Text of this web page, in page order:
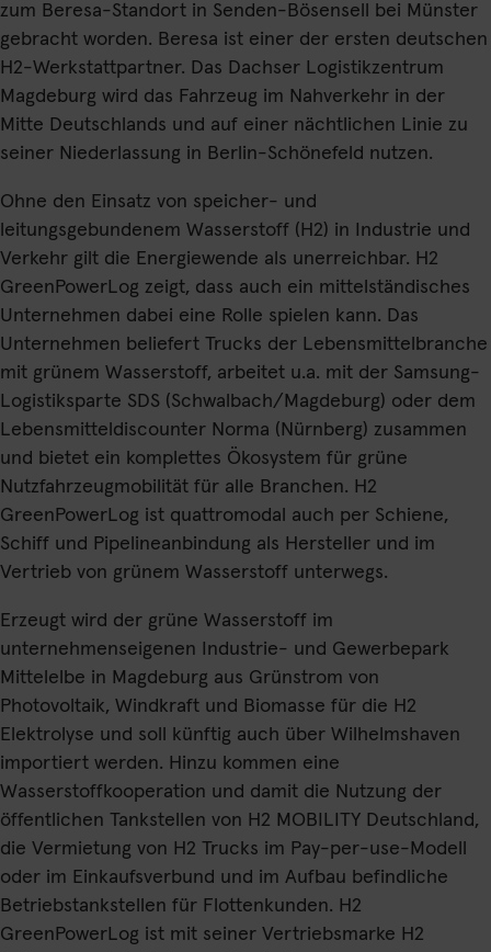
zum Beresa-Standort in Senden-Bösensell bei Münster
gebracht worden. Beresa ist einer der ersten deutschen
H2-Werkstattpartner. Das Dachser Logistikzentrum
Magdeburg wird das Fahrzeug im Nahverkehr in der
Mitte Deutschlands und auf einer nächtlichen Linie zu
seiner Niederlassung in Berlin-Schönefeld nutzen.
Ohne den Einsatz von speicher- und
leitungsgebundenem Wasserstoff (H2) in Industrie und
Verkehr gilt die Energiewende als unerreichbar. H2
GreenPowerLog zeigt, dass auch ein mittelständisches
Unternehmen dabei eine Rolle spielen kann. Das
Unternehmen beliefert Trucks der Lebensmittelbranche
mit grünem Wasserstoff, arbeitet u.a. mit der Samsung-
Logistiksparte SDS (Schwalbach/Magdeburg) oder dem
Lebensmitteldiscounter Norma (Nürnberg) zusammen
und bietet ein komplettes Ökosystem für grüne
Nutzfahrzeugmobilität für alle Branchen. H2
GreenPowerLog ist quattromodal auch per Schiene,
Schiff und Pipelineanbindung als Hersteller und im
Vertrieb von grünem Wasserstoff unterwegs.
Erzeugt wird der grüne Wasserstoff im
unternehmenseigenen Industrie- und Gewerbepark
Mittelelbe in Magdeburg aus Grünstrom von
Photovoltaik, Windkraft und Biomasse für die H2
Elektrolyse und soll künftig auch über Wilhelmshaven
importiert werden. Hinzu kommen eine
Wasserstoffkooperation und damit die Nutzung der
öffentlichen Tankstellen von H2 MOBILITY Deutschland,
die Vermietung von H2 Trucks im Pay-per-use-Modell
oder im Einkaufsverbund und im Aufbau befindliche
Betriebstankstellen für Flottenkunden. H2
GreenPowerLog ist mit seiner Vertriebsmarke H2